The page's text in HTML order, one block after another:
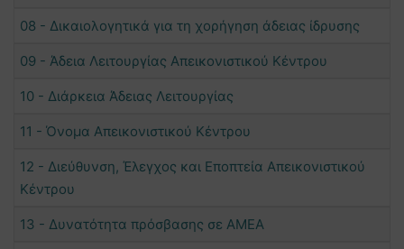
08 - Δικαιολογητικά για τη χορήγηση άδειας ίδρυσης
09 - Άδεια Λειτουργίας Απεικονιστικού Κέντρου
10 - Διάρκεια Άδειας Λειτουργίας
11 - Όνομα Απεικονιστικού Κέντρου
12 - Διεύθυνση, Έλεγχος και Εποπτεία Απεικονιστικού
Κέντρου
13 - Δυνατότητα πρόσβασης σε ΑΜΕΑ